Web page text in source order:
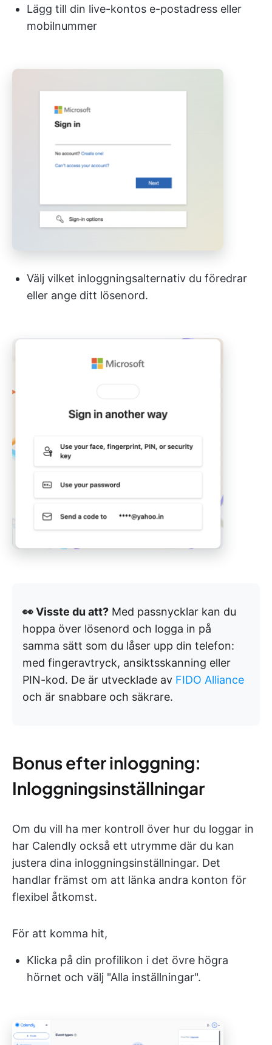
Lägg till din live-kontos e-postadress eller
mobilnummer
Välj vilket inloggningsalternativ du föredrar
eller ange ditt lösenord.
👀 Visste du att? Med passnycklar kan du
hoppa över lösenord och logga in på
samma sätt som du låser upp din telefon:
med fingeravtryck, ansiktsskanning eller
PIN-kod. De är utvecklade av FIDO Alliance
och är snabbare och säkrare.
Bonus efter inloggning:
Inloggningsinställningar
Om du vill ha mer kontroll över hur du loggar in
har Calendly också ett utrymme där du kan
justera dina inloggningsinställningar. Det
handlar främst om att länka andra konton för
flexibel åtkomst.
För att komma hit,
Klicka på din profilikon i det övre högra
hörnet och välj "Alla inställningar".